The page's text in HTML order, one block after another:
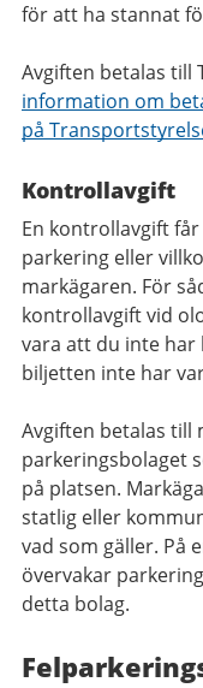
för att ha stannat
Avgiften betalas till
information om
på
Kontrollavgift
En kontrollavgift
parkering eller
markägaren. För
kontrollavgift vid
vara att du inte
biljetten inte har
Avgiften betalas till
parkeringsbolaget
på platsen.
statlig eller
vad som gäller. På
övervakar
detta bolag.